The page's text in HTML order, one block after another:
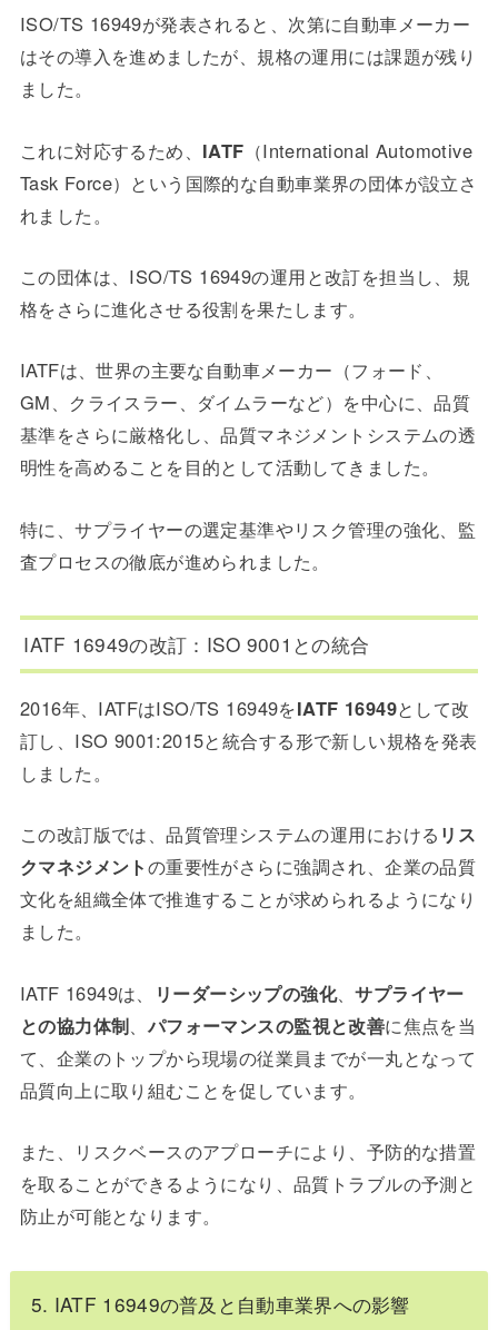
ISO/TS 16949が発表されると、次第に自動車メーカー
はその導入を進めましたが、規格の運用には課題が残り
ました。
これに対応するため、 IATF （International Automotive
Task Force）という国際的な自動車業界の団体が設立さ
れました。
この団体は、ISO/TS 16949の運用と改訂を担当し、規
格をさらに進化させる役割を果たします。
IATFは、世界の主要な自動車メーカー（フォード、
GM、クライスラー、ダイムラーなど）を中心に、品質
基準をさらに厳格化し、品質マネジメントシステムの透
明性を高めることを目的として活動してきました。
特に、サプライヤーの選定基準やリスク管理の強化、監
査プロセスの徹底が進められました。
IATF 16949の改訂：ISO 9001との統合
2016年、IATFはISO/TS 16949をIATF 16949として改
訂し、ISO 9001:2015と統合する形で新しい規格を発表
しました。
この改訂版では、品質管理システムの運用における リス
クマネジメントの重要性がさらに強調され、企業の品質
文化を組織全体で推進することが求められるようになり
ました。
IATF 16949は、 リーダーシップの強化、サプライヤー
との協力体制
パフォーマンスの監視と改善に焦点を当
て、企業のトップから現場の従業員までが一丸となって
品質向上に取り組むことを促しています。
また、リスクベースのアプローチにより、予防的な措置
を取ることができるようになり、品質トラブルの予測と
防止が可能となります。
5. IATF 16949の普及と自動車業界への影響